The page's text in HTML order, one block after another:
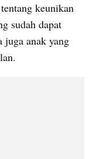
keunikan
sudah dapat
juga anak yang